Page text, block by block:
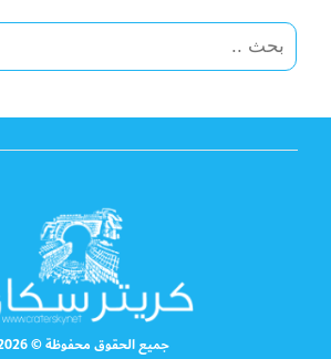
جميع الحقوق محفوظة © 2026